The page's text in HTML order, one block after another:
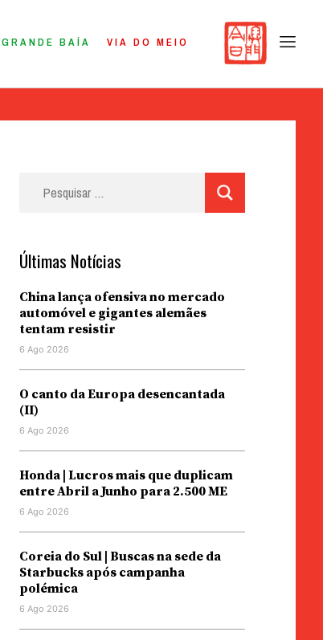
GRANDE BAÍA VIA DO MEIO
Últimas Notícias
China lança ofensiva no mercado
automóvel e gigantes alemães
tentam resistir
6 Ago 2026
O canto da Europa desencantada
(II)
6 Ago 2026
Honda | Lucros mais que duplicam
entre Abril a Junho para 2.500 ME
6 Ago 2026
Coreia do Sul | Buscas na sede da
Starbucks após campanha
polémica
6 Ago 2026